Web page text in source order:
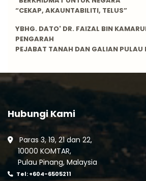
“CEKAP, AKAUNTABILITI, TELUS”
YBHG. DATO' DR. FAIZAL BIN
PENGARAH
PEJABAT TANAH DAN GALIAN PULAU
Hubungi Kami
Paras 3, 19, 21 dan 22,
10000 KOMTAR,
Pulau Pinang, Malaysia
Tel: +604-6505211